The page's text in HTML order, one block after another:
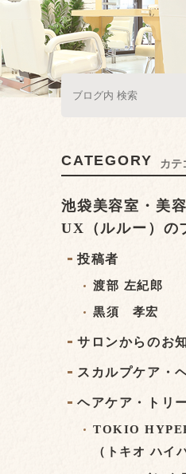
CATEGORY カテ
池袋美容室・美
UX（ルルー）の
投稿者
渡部 左紀郎
黒須 孝宏
サロンからのお
スカルプケア・
ヘアケア・トリ
TOKIO
（トキオ ハイ